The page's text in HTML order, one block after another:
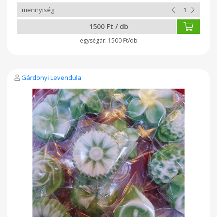
1500 Ft / db
1500 Ft/db
Gárdonyi Levendula